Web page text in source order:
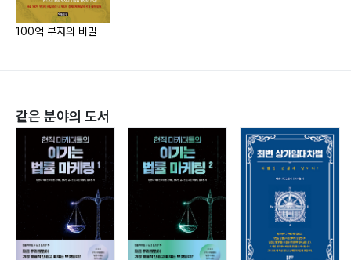
제25화 우사농장 300억 부자 된 사연
제26화 여수시장 200억 자산가 성공담
제30화 광주 전남 혁신도시
제31화 제과점 창업 300억 자산가 된 사연
제32화 콩나물 공장 성공담
제33화 시멘트벽돌 공장 일용직에서 벽돌 공장 사장으로
320억 성공담
제34화 백수 백조 성공담
제35화 설렁탕 배달원 주부 성공담
100억 부자의 비밀
같은 분야의 도서